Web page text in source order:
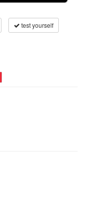
test yourself